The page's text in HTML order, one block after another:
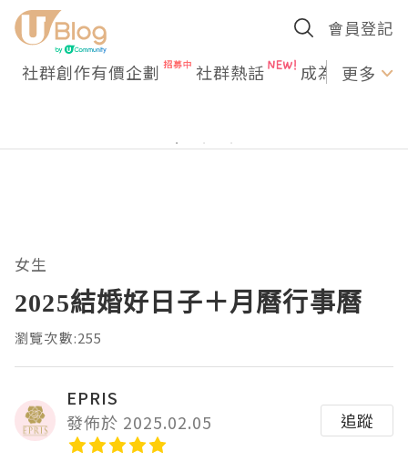
會員登記
社群創作有價企劃 社群熱話 成為U更多
女生
2025結婚好日子＋月曆行事曆
瀏覽次數:255
EPRIS
發佈於 2025.02.05
追蹤